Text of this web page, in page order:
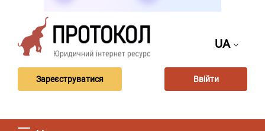
UA
Зареєструватися Ввійти